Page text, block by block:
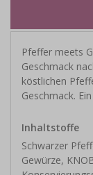
Pfeffer meets
Geschmack
köstlichen
Geschmack.
Inhaltstoffe
Schwarzer
Gewürze,